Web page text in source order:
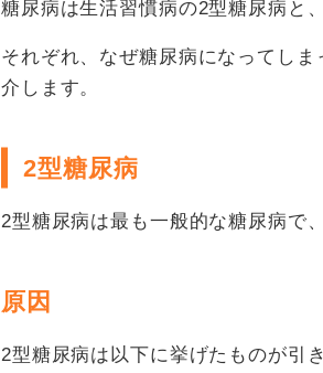
糖尿病は生活習慣病の2型糖尿病と
それぞれ、なぜ糖尿病になってし
介します。
2型糖尿病
2型糖尿病は最も一般的な糖尿病で
原因
2型糖尿病は以下に挙げたものが引